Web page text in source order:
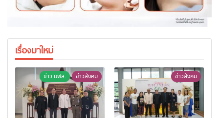
เรื่องมาใหม่
ข่าว มฟล. ข่าวสังคม ข่าวสังคม